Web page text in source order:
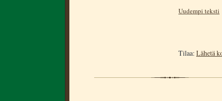
Uudempi teksti
Tilaa: Lähetä